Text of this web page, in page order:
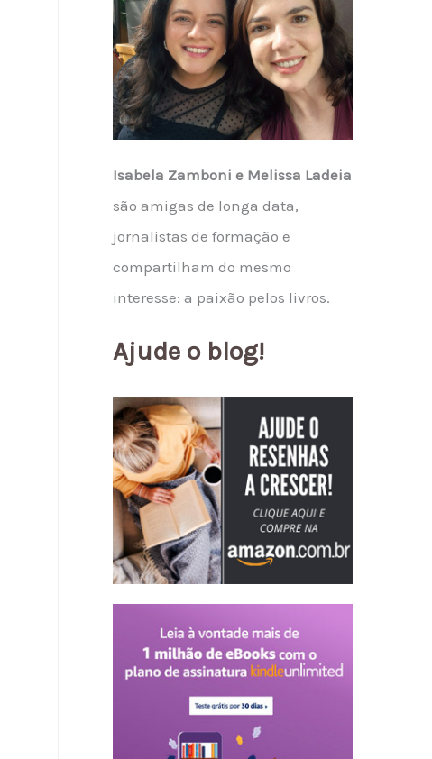
Isabela Zamboni e Melissa Ladeia
são amigas de longa data,
jornalistas de formação e
compartilham do mesmo
interesse: a paixão pelos livros.
Ajude o blog!